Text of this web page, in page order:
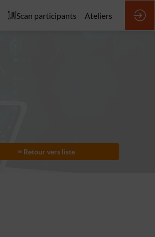
Scan participants Ateliers
Retour vers liste